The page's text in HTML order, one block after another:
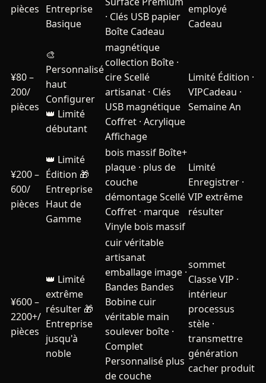
pièces Entreprise
Basique
· Clés USB papier
Boîte Cadeau
employé
Cadeau
¥80 –
200/
pièces
🎨
Personnalisé
haut
Configurer
👑 Limité
débutant
magnétique
collection Boîte ·
cire Scellé
artisanat · Clés
USB magnétique
Coffret · Acrylique
Affichage
Limité Édition ·
VIPCadeau ·
Semaine An
¥200 –
600/
pièces
👑 Limité
Édition 🎁
Entreprise
Haut de
Gamme
bois massif Boîte+
plaque · plus de
couche
démontage Scellé
Coffret · marque
Vinyle bois massif
Limité
Enregistrer ·
VIP extrême
résulter
¥600 –
2200+/
pièces
👑 Limité
extrême
résulter 🎁
Entreprise
jusqu'à
noble
cuir véritable
artisanat
emballage image ·
Bandes Bandes
Bobine cuir
véritable main
soulever boîte ·
Complet
Personnalisé plus
de couche
sommet
Classe VIP ·
intérieur
processus
stèle ·
transmettre
génération
cacher produit